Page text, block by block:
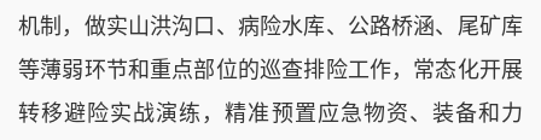
机制，做实山洪沟口、病险水库、公路桥涵、尾矿库
等薄弱环节和重点部位的巡查排险工作，常态化开展
转移避险实战演练，精准预置应急物资、装备和力